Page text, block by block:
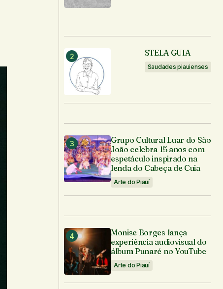
STELA GUIA
Saudades piauienses
Grupo Cultural Luar do São
João celebra 15 anos com
espetáculo inspirado na
lenda do Cabeça de Cuia
Arte do Piauí
Monise Borges lança
experiência audiovisual do
álbum Punaré no YouTube
Arte do Piauí